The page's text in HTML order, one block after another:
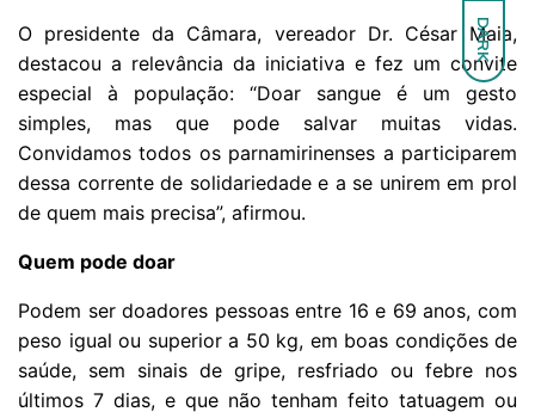
DARK
O presidente da Câmara, vereador Dr. César Maia,
destacou a relevância da iniciativa e fez um convite
especial à população: “Doar sangue é um gesto
simples, mas que pode salvar muitas vidas.
Convidamos todos os parnamirinenses a participarem
dessa corrente de solidariedade e a se unirem em prol
de quem mais precisa”, afirmou.
Quem pode doar
Podem ser doadores pessoas entre 16 e 69 anos, com
peso igual ou superior a 50 kg, em boas condições de
saúde, sem sinais de gripe, resfriado ou febre nos
últimos 7 dias, e que não tenham feito tatuagem ou